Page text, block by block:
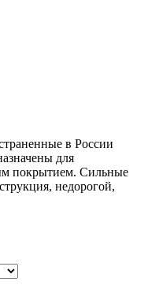
в России
для
покрытием. Сильные
недорогой,